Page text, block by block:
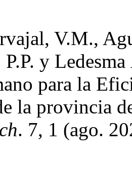
V.M.,
P.P. y
para la
la provincia
. 7, 1 (ago.